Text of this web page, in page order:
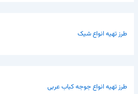
طرز تهیه انواع شیک
طرز تهیه انواع جوجه کباب عربی